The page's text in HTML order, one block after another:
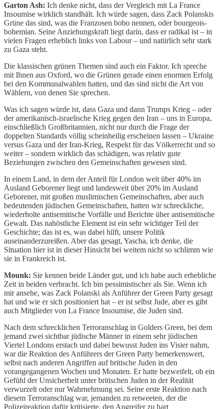
Garton Ash: Ich denke nicht, dass der Vergleich mit La France
Insoumise wirklich standhält. Ich würde sagen, dass Zack Polanskis
Grüne das sind, was die Franzosen bobo nennen, oder bourgeois-
bohemian. Seine Anziehungskraft liegt darin, dass er radikal ist – in
vielen Fragen erheblich links von Labour – und natürlich sehr stark
zu Gaza steht.
Die klassischen grünen Themen sind auch ein Faktor. Ich spreche
mit Ihnen aus Oxford, wo die Grünen gerade einen enormen Erfolg
bei den Kommunalwahlen hatten, und das sind nicht die Art von
Wählern, von denen Sie sprechen.
Was ich sagen würde ist, dass Gaza und dann Trumps Krieg – oder
der amerikanisch-israelische Krieg gegen den Iran – uns in Europa,
einschließlich Großbritannien, nicht nur durch die Frage der
doppelten Standards völlig scheinheilig erscheinen lassen – Ukraine
versus Gaza und der Iran-Krieg, Respekt für das Völkerrecht und so
weiter – sondern wirklich das schädigen, was relativ gute
Beziehungen zwischen den Gemeinschaften gewesen sind.
In einem Land, in dem der Anteil für London weit über 40% im
Ausland Geborener liegt und landesweit über 20% im Ausland
Geborener, mit großen muslimischen Gemeinschaften, aber auch
bedeutenden jüdischen Gemeinschaften, hatten wir schreckliche,
wiederholte antisemitische Vorfälle und Berichte über antisemitische
Gewalt. Das nahöstliche Element ist ein sehr wichtiger Teil der
Geschichte; das ist es, was dabei hilft, unsere Politik
auseinanderzureißen. Aber das gesagt, Yascha, ich denke, die
Situation hier ist in dieser Hinsicht bei weitem nicht so schlimm wie
sie in Frankreich ist.
Mounk: Sie kennen beide Länder gut, und ich habe auch erhebliche
Zeit in beiden verbracht. Ich bin pessimistischer als Sie. Wenn ich
mir ansehe, was Zack Polanski als Anführer der Green Party gesagt
hat und wie er sich positioniert hat – er ist selbst Jude, aber es gibt
auch Mitglieder von La France Insoumise, die Juden sind.
Nach dem schrecklichen Terroranschlag in Golders Green, bei dem
jemand zwei sichtbar jüdische Männer in einem sehr jüdischen
Viertel Londons erstach und dabei bewusst Juden ins Visier nahm,
war die Reaktion des Anführers der Green Party bemerkenswert,
selbst nach anderen Angriffen auf britische Juden in den
vorangegangenen Wochen und Monaten. Er hatte bezweifelt, ob ein
Gefühl der Unsicherheit unter britischen Juden in der Realität
verwurzelt oder nur Wahrnehmung sei. Seine erste Reaktion nach
diesem Terroranschlag war, jemanden zu retweeten, der die
Polizeireaktion dafür kritisierte, den Angreifer zu hart